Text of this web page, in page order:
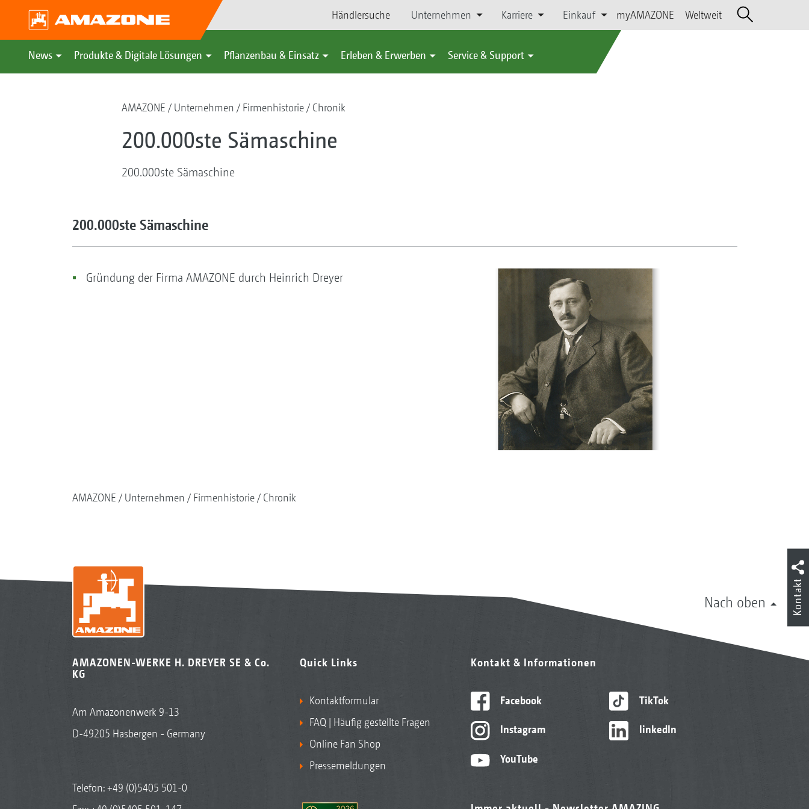
Händlersuche Unternehmen Karriere Einkauf myAMAZONE Weltweit
News Produkte & Digitale Lösungen Pflanzenbau & Einsatz Erleben & Erwerben Service & Support
AMAZONE Unternehmen Firmenhistorie Chronik
200.000ste Sämaschine
200.000ste Sämaschine
200.000ste Sämaschine
Gründung der Firma AMAZONE durch Heinrich Dreyer
AMAZONE Unternehmen Firmenhistorie Chronik
Nach oben
AMAZONEN-WERKE H. DREYER SE & Co.
KG
Am Amazonenwerk 9-13
D-49205 Hasbergen - Germany
Telefon:+49 (0)5405 501-0
Quick Links
Kontaktformular
FAQ | Häufig gestellte Fragen
Online Fan Shop
Pressemeldungen
Kontakt & Informationen
Facebook
Instagram
YouTube
TikTok
linkedIn
Kontakt